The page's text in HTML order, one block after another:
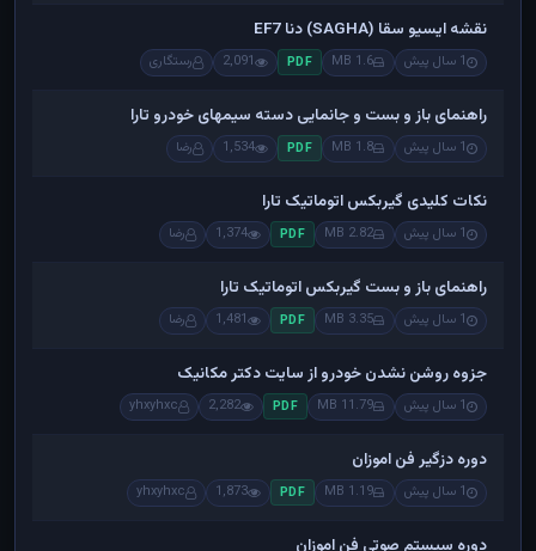
نقشه ایسیو سقا (SAGHA) دنا EF7
1 سال پیش 1.6 MB
PDF
2,091 رستگاری
راهنمای باز و بست و جانمایی دسته سیمهای خودرو تارا
1 سال پیش 1.8 MB
PDF
1,534 رضا
نکات کلیدی گیربکس اتوماتیک تارا
1 سال پیش 2.82 MB
PDF
1,374 رضا
راهنمای باز و بست گیربکس اتوماتیک تارا
1 سال پیش 3.35 MB
PDF
1,481 رضا
جزوه روشن نشدن خودرو از سایت دکتر مکانیک
1 سال پیش 11.79 MB
PDF
2,282
yhxyhxc
دوره دزگیر فن اموزان
1 سال پیش 1.19 MB
PDF
1,873
yhxyhxc
دوره سیستم صوتی فن اموزان